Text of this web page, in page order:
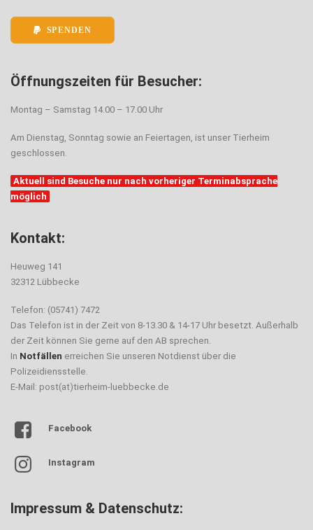
SPENDEN
Öffnungszeiten für Besucher:
Montag – Samstag 14.00 – 17.00 Uhr
Am Dienstag, Sonntag sowie an Feiertagen, ist unser Tierheim
geschlossen.
Aktuell sind Besuche nur nach vorheriger Terminabsprache
möglich
Kontakt:
Heuweg 141
32312 Lübbecke
Telefon: (05741) 7472
Das Telefon ist in der Zeit von 8-13.30 & 14-17 Uhr besetzt. Außerhalb
der Zeit können Sie gerne auf den AB sprechen.
In Notfällen erreichen Sie unseren Notdienst über die
Polizeidiensstelle.
E-Mail: post(at)tierheim-luebbecke.de
Facebook
Instagram
Impressum & Datenschutz: